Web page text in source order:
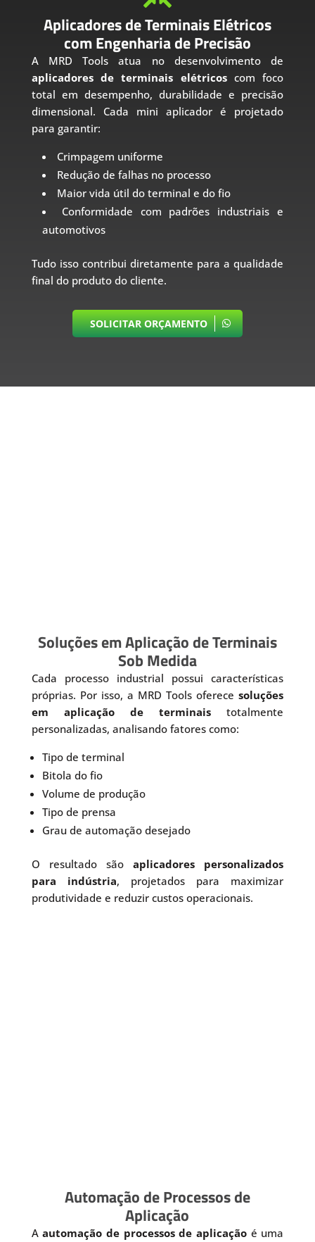
Aplicadores de Terminais Elétricos
com Engenharia de Precisão
A MRD Tools atua no desenvolvimento de
aplicadores de terminais elétricoscom foco
total em desempenho, durabilidade e precisão
dimensional. Cada mini aplicador é projetado
para garantir:
Crimpagem uniforme
Redução de falhas no processo
Maior vida útil do terminal e do fio
Conformidade com padrões industriais e
automotivos
Tudo isso contribui diretamente para a qualidade
final do produto do cliente.
SOLICITAR ORÇAMENTO
Soluções em Aplicação de Terminais
Sob Medida
Cada processo industrial possui características
próprias. Por isso, a MRD Tools oferecesoluções
em aplicação de terminais totalmente
personalizadas, analisando fatores como:
Tipo de terminal
Bitola do fio
Volume de produção
Tipo de prensa
Grau de automação desejado
O resultado sãoaplicadores personalizados
para indústria, projetados para maximizar
produtividade e reduzir custos operacionais.
Automação de Processos de
Aplicação
Aautomação de processos de aplicaçãoé uma